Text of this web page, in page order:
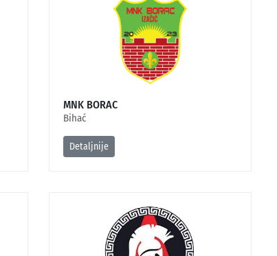
MNK BORAC
Bihać
Detaljnije